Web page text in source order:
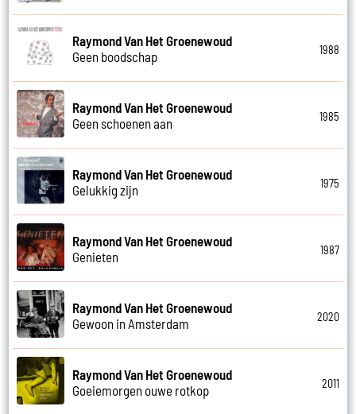
Raymond Van Het Groenewoud
Geen boodschap
1988
Raymond Van Het Groenewoud
Geen schoenen aan
1985
Raymond Van Het Groenewoud
Gelukkig zijn
1975
Raymond Van Het Groenewoud
Genieten
1987
Raymond Van Het Groenewoud
Gewoon in Amsterdam
2020
Raymond Van Het Groenewoud
Goeiemorgen ouwe rotkop
2011